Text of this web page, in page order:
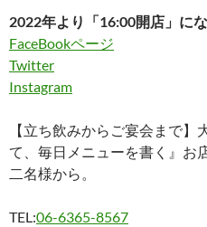
2022年より「16:00開店」に
FaceBookページ
Twitter
Instagram
【立ち飲みからご宴会まで】
て、毎日メニューを書く』お
二名様から。
TEL:06-6365-8567